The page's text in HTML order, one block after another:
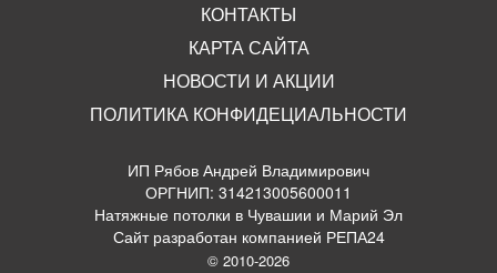
КОНТАКТЫ
КАРТА САЙТА
НОВОСТИ И АКЦИИ
ПОЛИТИКА КОНФИДЕЦИАЛЬНОСТИ
ИП Рябов Андрей Владимирович
ОРГНИП: 314213005600011
Натяжные потолки в Чувашии и Марий Эл
Сайт разработан компанией РЕПА24
© 2010-2026